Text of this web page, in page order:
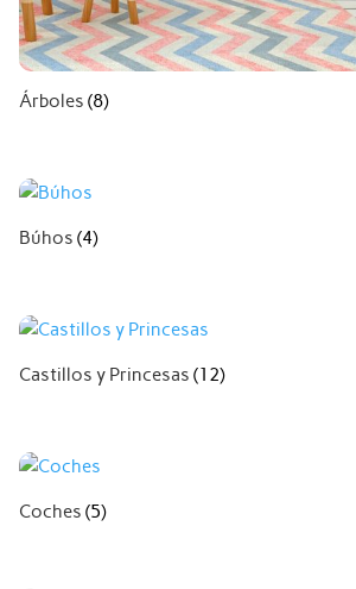
Árboles (8)
Búhos (4)
Castillos y Princesas (12)
Coches (5)